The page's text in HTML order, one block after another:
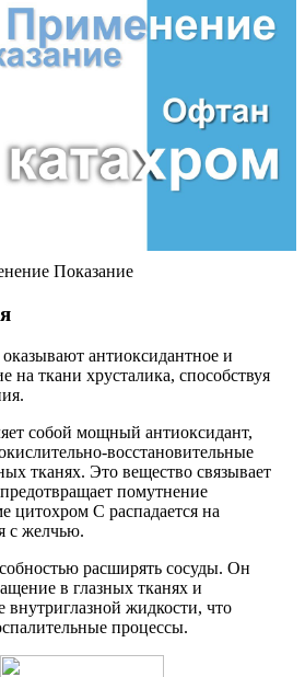
Показание
антиоксидантное и
на ткани хрусталика, способствуя
собой мощный антиоксидант,
восстановительные
тканях. Это вещество связывает
помутнение
цитохром С распадается на
с желчью.
расширять сосуды. Он
в глазных тканях и
внутриглазной жидкости, что
процессы.